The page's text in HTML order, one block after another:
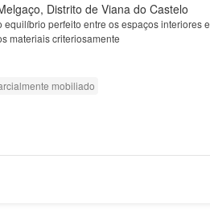
Distrito de Viana do Castelo
perfeito entre os espaços interiores e
materiais criteriosamente
mobiliado